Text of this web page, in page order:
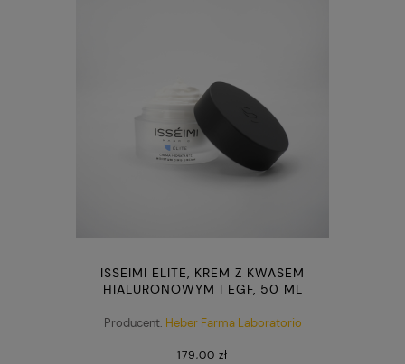
ISSEIMI ELITE, KREM Z KWASEM
HIALURONOWYM I EGF, 50 ML
Producent: Heber Farma Laboratorio
179,00 zł